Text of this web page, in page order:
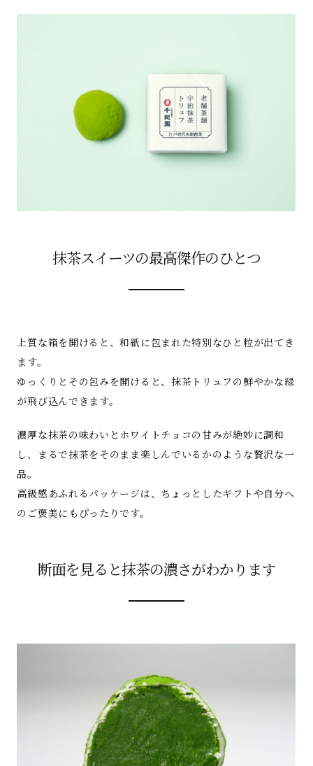
抹茶スイーツの最高傑作のひとつ
上質な箱を開けると、和紙に包まれた特別なひと粒が出てき
ます。
ゆっくりとその包みを開けると、抹茶トリュフの鮮やかな緑
が飛び込んできます。
濃厚な抹茶の味わいとホワイトチョコの甘みが絶妙に調和
し、まるで抹茶をそのまま楽しんでいるかのような贅沢な一
品。
高級感あふれるパッケージは、ちょっとしたギフトや自分へ
のご褒美にもぴったりです。
断面を見ると抹茶の濃さがわかります